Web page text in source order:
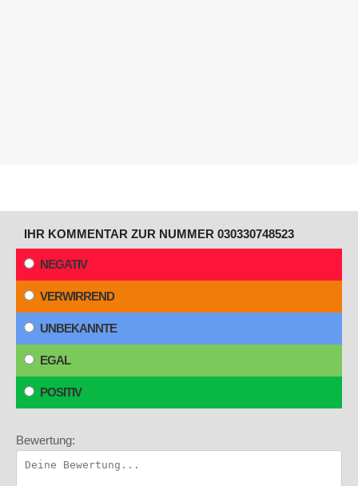
IHR KOMMENTAR ZUR NUMMER 030330748523
NEGATIV
VERWIRREND
UNBEKANNTE
EGAL
POSITIV
Bewertung: